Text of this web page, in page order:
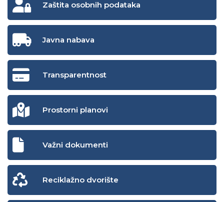
Zaštita osobnih podataka
Javna nabava
Transparentnost
Prostorni planovi
Važni dokumenti
Reciklažno dvorište